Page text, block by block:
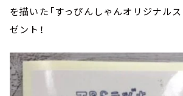
を描いた「すっぴんしゃんオリジナル
ゼント！